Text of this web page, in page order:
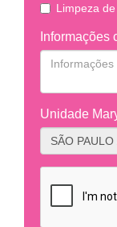
Limpeza
Informações
Unidade